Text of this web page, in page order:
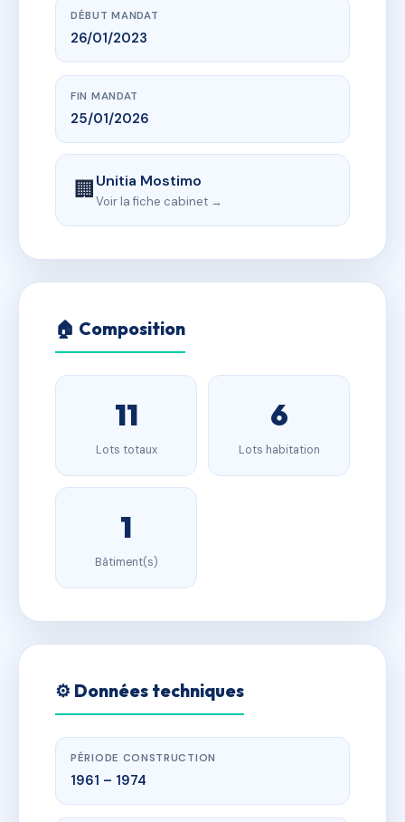
DÉBUT MANDAT
26/01/2023
FIN MANDAT
25/01/2026
🏢Unitia Mostimo
Voir la fiche cabinet →
🏠 Composition
11
Lots totaux
6
Lots habitation
1
Bâtiment(s)
⚙️ Données techniques
PÉRIODE CONSTRUCTION
1961 – 1974